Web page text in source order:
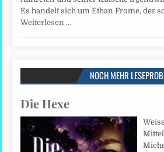
Es handelt sich um Ethan Frome, der
Weiterlesen …
NOCH MEHR
Die Hexe